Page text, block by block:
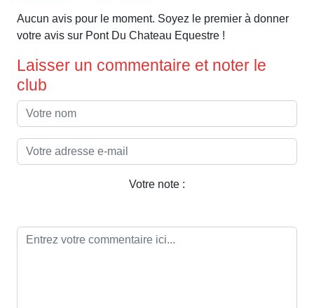
Aucun avis pour le moment. Soyez le premier à donner
votre avis sur Pont Du Chateau Equestre !
Laisser un commentaire et noter le
club
Votre note :